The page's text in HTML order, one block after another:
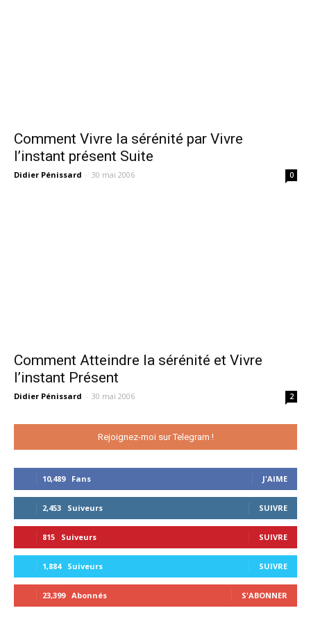
Comment Vivre la sérénité par Vivre
l’instant présent Suite
Didier Pénissard - 30 mai 2006 0
Comment Atteindre la sérénité et Vivre
l’instant Présent
Didier Pénissard - 30 mai 2006 2
Rejoignez-moi sur Telegram !
10,489 Fans J'AIME
2,453 Suiveurs SUIVRE
815 Suiveurs SUIVRE
1,884 Suiveurs SUIVRE
23,399 Abonnés S'ABONNER